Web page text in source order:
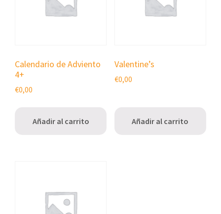
Calendario de Adviento
4+
€0,00
Añadir al carrito
Valentine’s
€0,00
Añadir al carrito